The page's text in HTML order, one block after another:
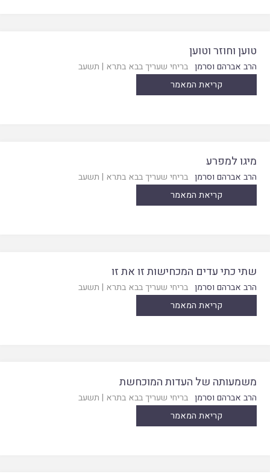
טוען וחוזר וטוען
הרב אברהם וסרמן בריחי שעריך בבא בתרא | תשעב
קריאת המאמר
מיגו למפרע
הרב אברהם וסרמן בריחי שעריך בבא בתרא | תשעב
קריאת המאמר
שתי כתי עדים המכחישות זו את זו
הרב אברהם וסרמן בריחי שעריך בבא בתרא | תשעב
קריאת המאמר
משמעותה של העדות המוכחשת
הרב אברהם וסרמן בריחי שעריך בבא בתרא | תשעב
קריאת המאמר